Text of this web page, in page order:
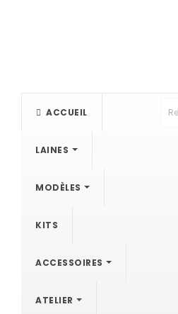
ACCUEIL
LAINES
MODÈLES
KITS
ACCESSOIRES
ATELIER